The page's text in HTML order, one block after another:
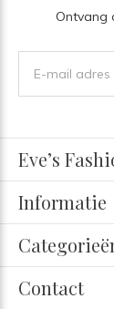
Ontvang
Eve’s
Informatie
Contact